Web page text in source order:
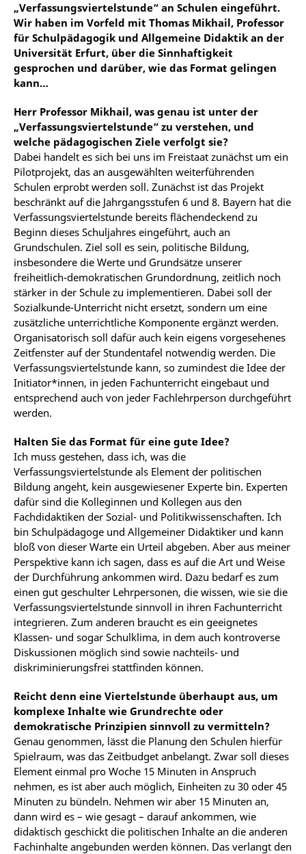
„Verfassungsviertelstunde“ an Schulen eingeführt.
Wir haben im Vorfeld mit Thomas Mikhail, Professor
für Schulpädagogik und Allgemeine Didaktik an der
Universität Erfurt, über die Sinnhaftigkeit
gesprochen und darüber, wie das Format gelingen
kann…
Herr Professor Mikhail, was genau ist unter der
„Verfassungsviertelstunde“ zu verstehen, und
welche pädagogischen Ziele verfolgt sie?
Dabei handelt es sich bei uns im Freistaat zunächst um ein
Pilotprojekt, das an ausgewählten weiterführenden
Schulen erprobt werden soll. Zunächst ist das Projekt
beschränkt auf die Jahrgangsstufen 6 und 8. Bayern hat die
Verfassungsviertelstunde bereits flächendeckend zu
Beginn dieses Schuljahres eingeführt, auch an
Grundschulen. Ziel soll es sein, politische Bildung,
insbesondere die Werte und Grundsätze unserer
freiheitlich-demokratischen Grundordnung, zeitlich noch
stärker in der Schule zu implementieren. Dabei soll der
Sozialkunde-Unterricht nicht ersetzt, sondern um eine
zusätzliche unterrichtliche Komponente ergänzt werden.
Organisatorisch soll dafür auch kein eigens vorgesehenes
Zeitfenster auf der Stundentafel notwendig werden. Die
Verfassungsviertelstunde kann, so zumindest die Idee der
Initiator*innen, in jeden Fachunterricht eingebaut und
entsprechend auch von jeder Fachlehrperson durchgeführt
werden.
Halten Sie das Format für eine gute Idee?
Ich muss gestehen, dass ich, was die
Verfassungsviertelstunde als Element der politischen
Bildung angeht, kein ausgewiesener Experte bin. Experten
dafür sind die Kolleginnen und Kollegen aus den
Fachdidaktiken der Sozial- und Politikwissenschaften. Ich
bin Schulpädagoge und Allgemeiner Didaktiker und kann
bloß von dieser Warte ein Urteil abgeben. Aber aus meiner
Perspektive kann ich sagen, dass es auf die Art und Weise
der Durchführung ankommen wird. Dazu bedarf es zum
einen gut geschulter Lehrpersonen, die wissen, wie sie die
Verfassungsviertelstunde sinnvoll in ihren Fachunterricht
integrieren. Zum anderen braucht es ein geeignetes
Klassen- und sogar Schulklima, in dem auch kontroverse
Diskussionen möglich sind sowie nachteils- und
diskriminierungsfrei stattfinden können.
Reicht denn eine Viertelstunde überhaupt aus, um
komplexe Inhalte wie Grundrechte oder
demokratische Prinzipien sinnvoll zu vermitteln?
Genau genommen, lässt die Planung den Schulen hierfür
Spielraum, was das Zeitbudget anbelangt. Zwar soll dieses
Element einmal pro Woche 15 Minuten in Anspruch
nehmen, es ist aber auch möglich, Einheiten zu 30 oder 45
Minuten zu bündeln. Nehmen wir aber 15 Minuten an,
dann wird es – wie gesagt – darauf ankommen, wie
didaktisch geschickt die politischen Inhalte an die anderen
Fachinhalte angebunden werden können. Das verlangt den